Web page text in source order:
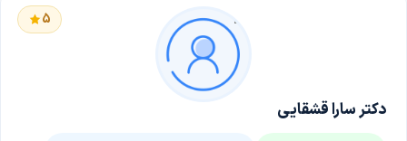
5
دکتر سارا قشقایی